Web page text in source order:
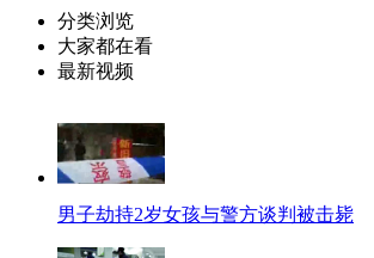
分类浏览
大家都在看
最新视频
男子劫持2岁女孩与警方谈判被击毙